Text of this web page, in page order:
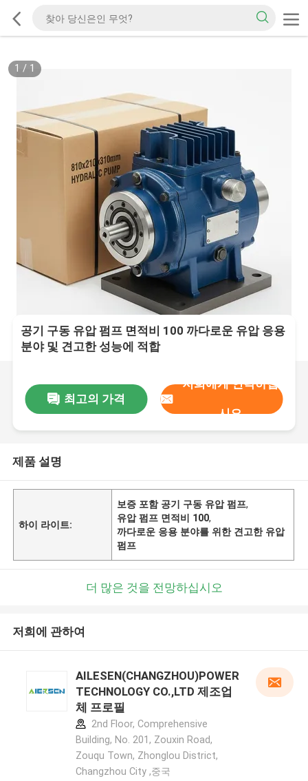
1 / 1
공기 구동 유압 펌프 면적비 100 까다로운 유압 응용
분야 및 견고한 성능에 적합
최고의 가격
저희에게 연락하십
시오
제품 설명
하이 라이트:
보증 포함 공기 구동 유압 펌프,
유압 펌프 면적비 100,
까다로운 응용 분야를 위한 견고한 유압
펌프
더 많은 것을 전망하십시오
저희에 관하여
AILESEN(CHANGZHOU)POWER
TECHNOLOGY CO.,LTD 제조업
체 프로필
2nd Floor, Comprehensive
Building, No. 201, Zouxin Road,
Zouqu Town, Zhonglou District,
Changzhou City ,중국